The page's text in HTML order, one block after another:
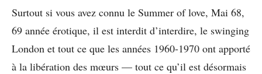
Surtout si vous avez connu le Summer of love, Mai 68,
69 année érotique, il est interdit d’interdire, le swinging
London et tout ce que les années 1960-1970 ont apporté
à la libération des mœurs — tout ce qu’il est désormais